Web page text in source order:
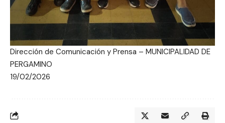
Dirección de Comunicación y Prensa – MUNICIPALIDAD DE
PERGAMINO
19/02/2026